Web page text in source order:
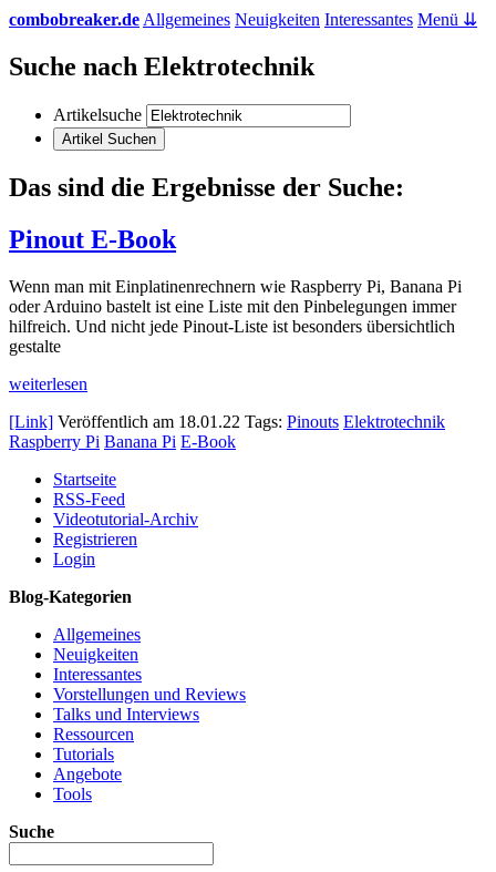
combobreaker.de Allgemeines Neuigkeiten Interessantes Menü ⇊
Suche nach Elektrotechnik
Artikelsuche
Das sind die Ergebnisse der Suche:
Pinout E-Book
Wenn man mit Einplatinenrechnern wie Raspberry Pi, Banana Pi
oder Arduino bastelt ist eine Liste mit den Pinbelegungen immer
hilfreich. Und nicht jede Pinout-Liste ist besonders übersichtlich
gestalte
weiterlesen
[Link] Veröffentlich am 18.01.22 Tags: Pinouts Elektrotechnik
Raspberry Pi Banana Pi E-Book
Startseite
RSS-Feed
Videotutorial-Archiv
Registrieren
Login
Blog-Kategorien
Allgemeines
Neuigkeiten
Interessantes
Vorstellungen und Reviews
Talks und Interviews
Ressourcen
Tutorials
Angebote
Tools
Suche